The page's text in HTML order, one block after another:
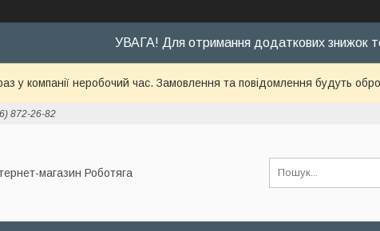
УВАГА! Для отримання додаткових знижок
у компанії неробочий час. Замовлення та повідомлення будуть
872-26-82
магазин Роботяга